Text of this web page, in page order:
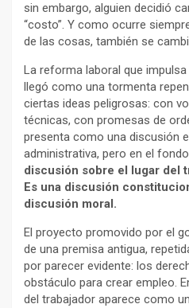
sin embargo, alguien decidió
“costo”. Y como ocurre
de las cosas, también se
La reforma laboral que
llegó como una tormenta
ciertas ideas peligrosas: con
técnicas, con promesas de
presenta como una discusión
administrativa, pero en el
discusión sobre el lugar del
Es una discusión
discusión moral.
El proyecto promovido por el
de una premisa antigua,
por parecer evidente: los
obstáculo para crear empleo.
del trabajador aparece como